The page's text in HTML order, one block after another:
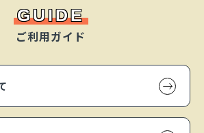
GUIDE
ご利用ガイド